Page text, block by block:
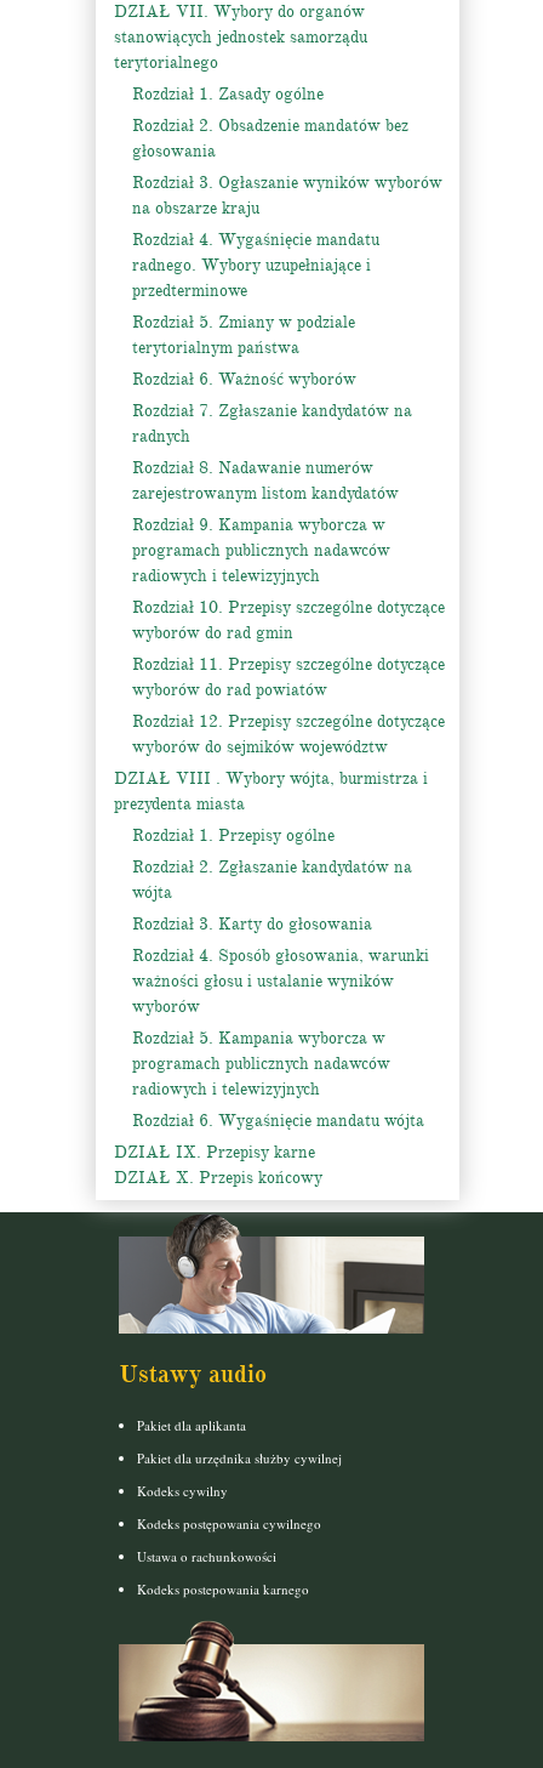
DZIAŁ VII. Wybory do organów
stanowiących jednostek samorządu
terytorialnego
Rozdział 1. Zasady ogólne
Rozdział 2. Obsadzenie mandatów bez
głosowania
Rozdział 3. Ogłaszanie wyników wyborów
na obszarze kraju
Rozdział 4. Wygaśnięcie mandatu
radnego. Wybory uzupełniające i
przedterminowe
Rozdział 5. Zmiany w podziale
terytorialnym państwa
Rozdział 6. Ważność wyborów
Rozdział 7. Zgłaszanie kandydatów na
radnych
Rozdział 8. Nadawanie numerów
zarejestrowanym listom kandydatów
Rozdział 9. Kampania wyborcza w
programach publicznych nadawców
radiowych i telewizyjnych
Rozdział 10. Przepisy szczególne dotyczące
wyborów do rad gmin
Rozdział 11. Przepisy szczególne dotyczące
wyborów do rad powiatów
Rozdział 12. Przepisy szczególne dotyczące
wyborów do sejmików województw
DZIAŁ VIII . Wybory wójta, burmistrza i
prezydenta miasta
Rozdział 1. Przepisy ogólne
Rozdział 2. Zgłaszanie kandydatów na
wójta
Rozdział 3. Karty do głosowania
Rozdział 4. Sposób głosowania, warunki
ważności głosu i ustalanie wyników
wyborów
Rozdział 5. Kampania wyborcza w
programach publicznych nadawców
radiowych i telewizyjnych
Rozdział 6. Wygaśnięcie mandatu wójta
DZIAŁ IX. Przepisy karne
DZIAŁ X. Przepis końcowy
Ustawy audio
Pakiet dla aplikanta
Pakiet dla urzędnika służby cywilnej
Kodeks cywilny
Kodeks postępowania cywilnego
Ustawa o rachunkowości
Kodeks postepowania karnego